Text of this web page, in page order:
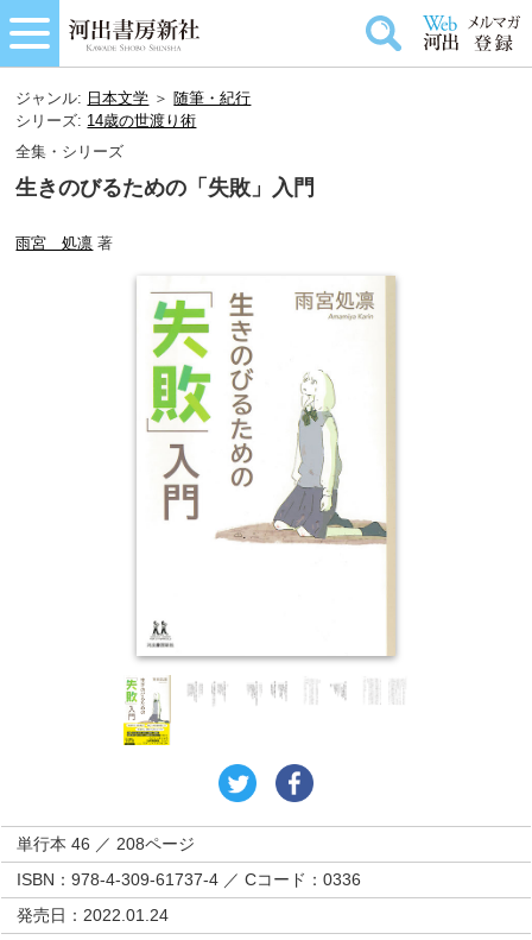
ジャンル: 日本文学 ＞ 随筆・紀行
シリーズ: 14歳の世渡り術
全集・シリーズ
生きのびるための「失敗」入門
雨宮 処凛 著
単行本 46 ／ 208ページ
ISBN：978-4-309-61737-4 ／ Cコード：0336
発売日：2022.01.24